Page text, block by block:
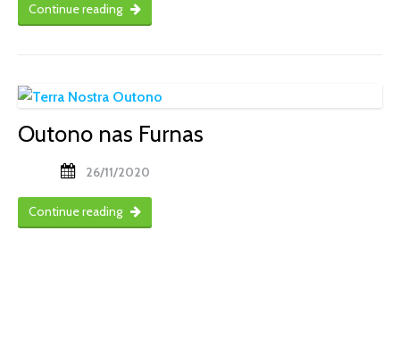
Continue reading
Outono nas Furnas
26/11/2020
Continue reading